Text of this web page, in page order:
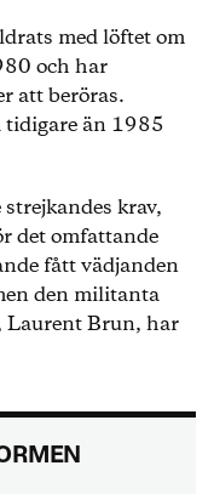
med löftet om
och har
att beröras.
tidigare än 1985
krav,
det omfattande
fått vädjanden
den militanta
Laurent Brun, har